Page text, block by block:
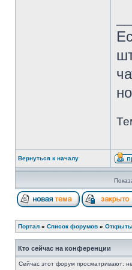
Вернуться к началу
Портал » Список форумов »
Кто сейчас на конференции
Сейчас этот форум просматривают: